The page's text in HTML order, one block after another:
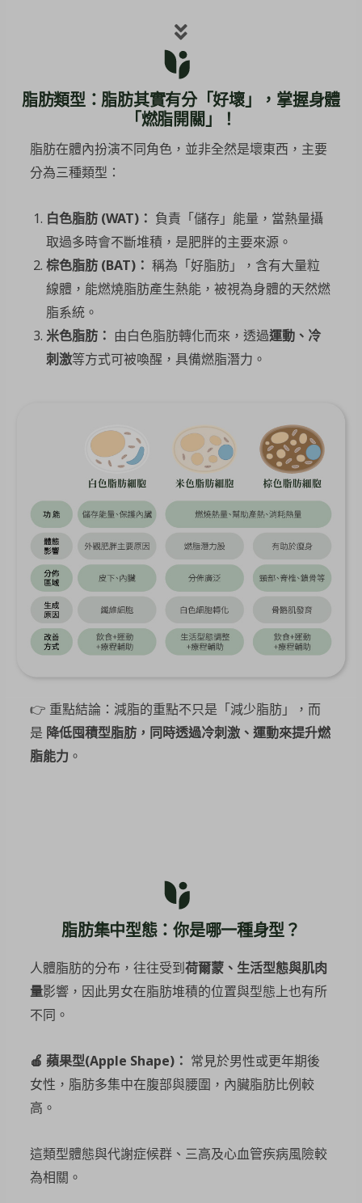
脂肪類型：脂肪其實有分「好壞」，掌握身體
「燃脂開關」！
脂肪在體內扮演不同角色，並非全然是壞東西，主要
分為三種類型：
白色脂肪 (WAT) ： 負責「儲存」能量，當熱量攝
取過多時會不斷堆積，是肥胖的主要來源。
棕色脂肪 (BAT) ： 稱為「好脂肪」，含有大量粒
線體，能燃燒脂肪產生熱能，被視為身體的天然燃
脂系統。
米色脂肪： 由白色脂肪轉化而來，透過運動、冷
刺激等方式可被喚醒，具備燃脂潛力。
👉 重點結論：減脂的重點不只是「減少脂肪」，而
是 降低囤積型脂肪，同時透過冷刺激、運動來提升燃
脂能力 。
脂肪集中型態：你是哪一種身型？
人體脂肪的分布，往往受到荷爾蒙、生活型態與肌肉
量影響，因此男女在脂肪堆積的位置與型態上也有所
不同。
🍎蘋果型(Apple Shape)： 常見於男性或更年期後
女性，脂肪多集中在腹部與腰圍，內臟脂肪比例較
高。
這類型體態與代謝症候群、三高及心血管疾病風險較
為相關。